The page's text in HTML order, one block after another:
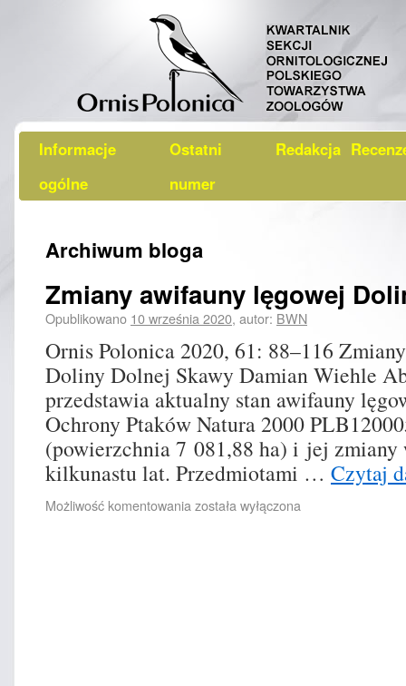
Informacje
ogólne
Ostatni
numer
Redakcja
Archiwum bloga
Zmiany awifauny lęgowej
Opublikowano 10 września 2020, autor: BWN
Ornis Polonica 2020, 61: 88–116
Doliny Dolnej Skawy Damian Wiehle
przedstawia aktualny stan awifauny
Ochrony Ptaków Natura 2000
(powierzchnia 7 081,88 ha) i jej
kilkunastu lat. Przedmiotami … Czytaj
Możliwość komentowania została wyłączona